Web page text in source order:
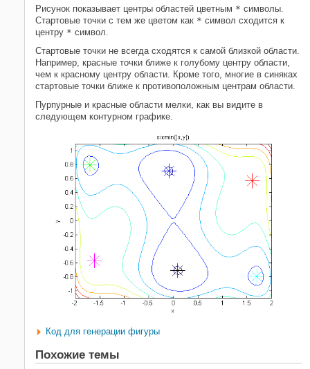
Рисунок показывает центры областей цветным * символы.
Стартовые точки с тем же цветом как * символ сходится к
центру * символ.
Стартовые точки не всегда сходятся к самой близкой области.
Например, красные точки ближе к голубому центру области,
чем к красному центру области. Кроме того, многие в синяках
стартовые точки ближе к противоположным центрам области.
Пурпурные и красные области мелки, как вы видите в
следующем контурном графике.
Код для генерации фигуры
Похожие темы